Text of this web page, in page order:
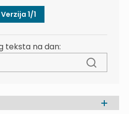
Verzija 1/1
teksta na dan: